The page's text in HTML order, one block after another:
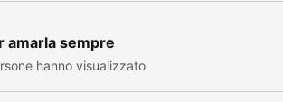
amarla sempre
hanno visualizzato